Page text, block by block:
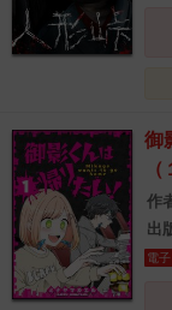
御
（
作
出
電子